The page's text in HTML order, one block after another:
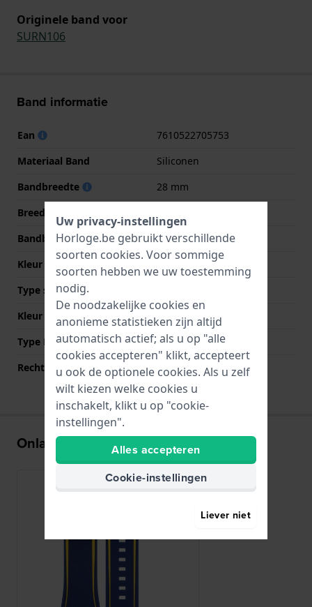
Originele band voor
SURN106
Band informatie
Ean
7610522705753
Materiaal Band
Siliconen
Bandbreedte
28 mm
Breedte bandaanzet
Bandbreedte bij sluiting
24 mm
Kleur Band
Type sluiting
Kleur sluiting
Zwart
Type Bevestiging
Stalen pennen
Rechte aanzet
Nee
Onlangs bekeken
Uw privacy-instellingen
Horloge.be gebruikt verschillende
soorten cookies. Voor sommige
soorten hebben we uw toestemming
nodig.
De noodzakelijke cookies en
anonieme statistieken zijn altijd
automatisch actief; als u op "alle
cookies accepteren" klikt, accepteert
u ook de optionele cookies. Als u zelf
wilt kiezen welke cookies u
inschakelt, klikt u op "cookie-
instellingen".
Alles accepteren
Cookie-instellingen
Liever niet